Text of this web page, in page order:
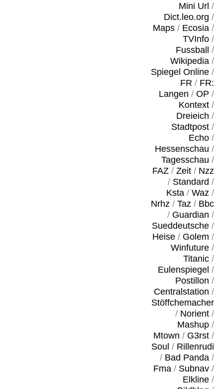
Mini Url /
Dict.leo.org /
Maps/ Ecosia/
TVInfo/
Fussball
/
Wikipedia/
Spiegel Online/
FR / FR:
Langen / OP /
Kontext/
Dreieich /
Stadtpost/
Echo/
Hessenschau /
Tagesschau /
FAZ/ Zeit/ Nzz
/ Standard /
Ksta/ Waz/
Nrhz/ Taz/ Bbc
/ Guardian /
Sueddeutsche/
Heise/ Golem /
Winfuture/
Titanic/
Eulenspiegel /
Postillon /
Centralstation /
Stöffchemacher
/ Norient/
Mashup/
Mtown / G3rst/
Soul / Rillenrudi
/ Bad Panda/
Fma/ Subnav/
Elkline/